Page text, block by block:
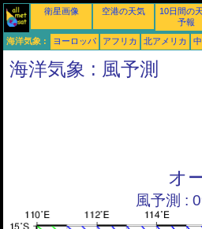
衛星画像 空港の天気
10日間の
予報
海洋気象 : ヨーロッパ アフリカ 北アメリカ
海洋気象 : 風予測
オ
風予測 :